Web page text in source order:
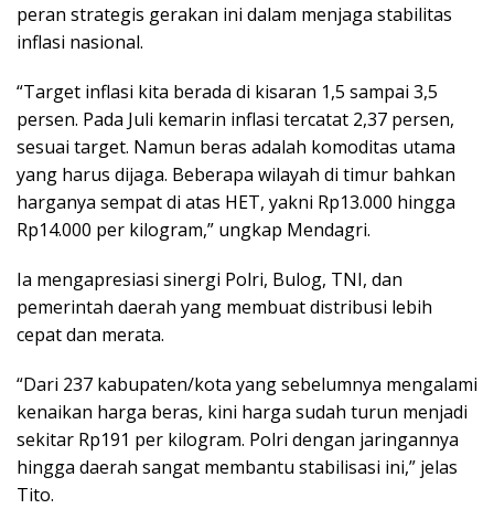
peran strategis gerakan ini dalam menjaga stabilitas
inflasi nasional.
“Target inflasi kita berada di kisaran 1,5 sampai 3,5
persen. Pada Juli kemarin inflasi tercatat 2,37 persen,
sesuai target. Namun beras adalah komoditas utama
yang harus dijaga. Beberapa wilayah di timur bahkan
harganya sempat di atas HET, yakni Rp13.000 hingga
Rp14.000 per kilogram,” ungkap Mendagri.
Ia mengapresiasi sinergi Polri, Bulog, TNI, dan
pemerintah daerah yang membuat distribusi lebih
cepat dan merata.
“Dari 237 kabupaten/kota yang sebelumnya mengalami
kenaikan harga beras, kini harga sudah turun menjadi
sekitar Rp191 per kilogram. Polri dengan jaringannya
hingga daerah sangat membantu stabilisasi ini,” jelas
Tito.